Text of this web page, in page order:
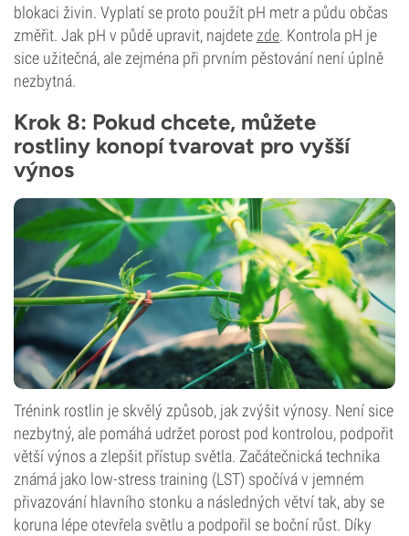
blokaci živin. Vyplatí se proto použít pH metr a půdu občas
změřit. Jak pH v půdě upravit, najdete zde. Kontrola pH je
sice užitečná, ale zejména při prvním pěstování není úplně
nezbytná.
Krok 8: Pokud chcete, můžete
rostliny konopí tvarovat pro vyšší
výnos
Trénink rostlin je skvělý způsob, jak zvýšit výnosy. Není sice
nezbytný, ale pomáhá udržet porost pod kontrolou, podpořit
větší výnos a zlepšit přístup světla. Začátečnická technika
známá jako low-stress training (LST) spočívá v jemném
přivazování hlavního stonku a následných větví tak, aby se
koruna lépe otevřela světlu a podpořil se boční růst. Díky